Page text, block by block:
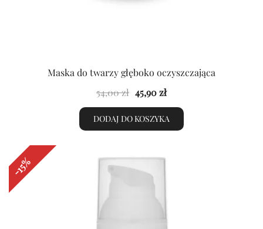
Maska do twarzy głęboko oczyszczająca
54,00zł Pierwotna
cena
wynosiła:
45,90złAktualna
cena
wynosi:
DODAJ DO KOSZYKA
-15%